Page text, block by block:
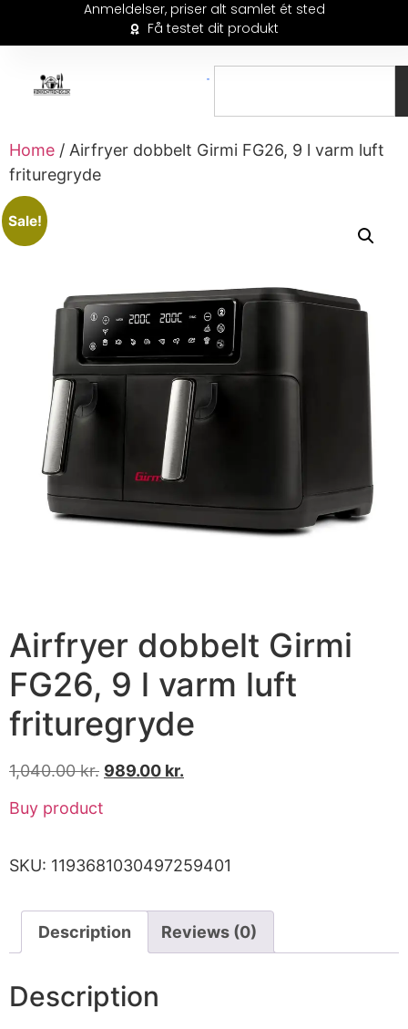
Anmeldelser, priser alt samlet ét sted
Få testet dit produkt
Home / Airfryer dobbelt Girmi FG26, 9 l varm luft
frituregryde
Sale!
Airfryer dobbelt Girmi
FG26, 9 l varm luft
frituregryde
1,040.00kr. 989.00 kr.
Buy product
SKU: 1193681030497259401
Description Reviews (0)
Description